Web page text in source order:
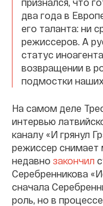
два года в
его таланта: ни
режиссеров. А
статус
возвращении в
подмостки
На самом деле
интервью
каналу «И грянул
режиссер снимает
недавно закончил
Серебренникова
сначала
роль, но в